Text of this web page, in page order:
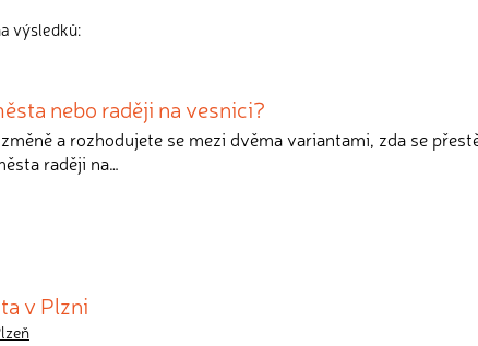
výsledků:
nebo raději na vesnici?
a rozhodujete se mezi dvěma variantami, zda se
raději na…
v Plzni